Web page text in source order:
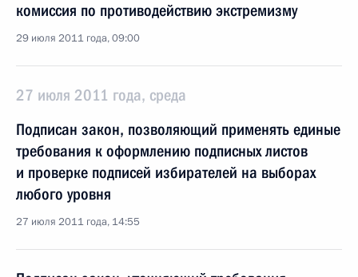
комиссия по противодействию экстремизму
29 июля 2011 года, 09:00
27 июля 2011 года, среда
Подписан закон, позволяющий применять единые
требования к оформлению подписных листов
и проверке подписей избирателей на выборах
любого уровня
27 июля 2011 года, 14:55